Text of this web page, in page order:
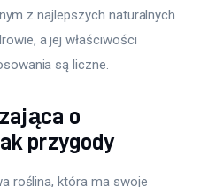
z najlepszych naturalnych
a jej właściwości
są liczne.
o
przygody
roślina, która ma swoje